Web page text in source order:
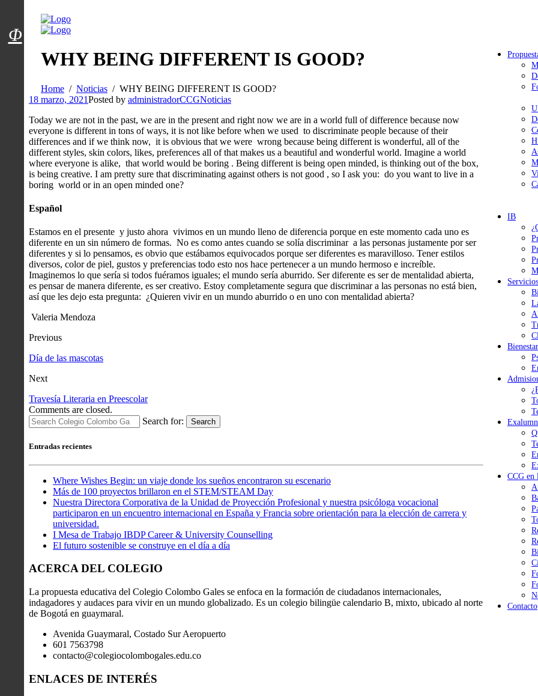
Menú usuarios
IB
Servicios
Bienestar
CCG en
Contacto
WHY BEING DIFFERENT IS GOOD?
Home Noticias
WHY BEING DIFFERENT IS GOOD?
18 marzo, 2021Posted by administradorCCGNoticias
Today we are not in the past, we are in the present and right now we are in a world full of difference because now
everyone is different in tons of ways, it is not like before when we used to discriminate people because of their
differences and if we think now, it is obvious that we were wrong because being different is wonderful, all of the
different styles, skin colors, likes, preferences all of that makes us a beautiful and wonderful world. Imagine a world
where everyone is alike, that world would be boring . Being different is being open minded, is thinking out of the box,
is being creative. I am pretty sure that discriminating against others is not good , so I ask you: do you want to live in a
boring world or in an open minded one?
Español
Estamos en el presente y justo ahora vivimos en un mundo lleno de diferencia porque en este momento cada uno es
diferente en un sin número de formas. No es como antes cuando se solía discriminar a las personas justamente por ser
diferentes y si lo pensamos, es obvio que estábamos equivocados porque ser diferentes es maravilloso. Tener estilos
diversos, color de piel, gustos y preferencias todo esto nos hace pertenecer a un mundo hermoso e increíble.
Imaginemos lo que sería si todos fuéramos iguales; el mundo sería aburrido. Ser diferente es ser de mentalidad abierta,
es pensar de manera diferente, es ser creativo. Estoy completamente segura que discriminar a las personas no está bien,
así que les dejo esta pregunta: ¿Quieren vivir en un mundo aburrido o en uno con mentalidad abierta?
Valeria Mendoza
Previous
Día de las mascotas
Next
Travesía Literaria en Preescolar
Comments are closed.
Search for:
Search
Entradas recientes
Where Wishes Begin: un viaje donde los sueños encontraron su escenario
Más de 100 proyectos brillaron en el STEM/STEAM Day
Nuestra Directora Corporativa de la Unidad de Proyección Profesional y nuestra psicóloga vocacional
participaron en un encuentro internacional en España y Francia sobre orientación para la elección de carrera y
universidad.
I Mesa de Trabajo IBDP Career & University Counselling
El futuro sostenible se construye en el día a día
ACERCA DEL COLEGIO
La propuesta educativa del Colegio Colombo Gales se enfoca en la formación de ciudadanos internacionales,
indagadores y audaces para vivir en un mundo globalizado. Es un colegio bilingüe calendario B, mixto, ubicado al norte
de Bogotá en guaymaral.
Avenida Guaymaral, Costado Sur Aeropuerto
601 7563798
contacto@colegiocolombogales.edu.co
ENLACES DE INTERÉS
Φ